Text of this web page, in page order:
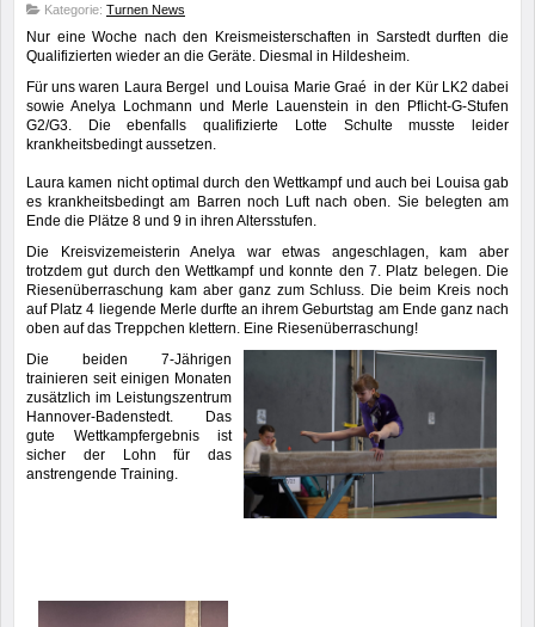
Kategorie: Turnen News
Nur eine Woche nach den Kreismeisterschaften in Sarstedt durften die
Qualifizierten wieder an die Geräte. Diesmal in Hildesheim.
Für uns waren Laura Bergel und Louisa Marie Graé in der Kür LK2 dabei
sowie Anelya Lochmann und Merle Lauenstein in den Pflicht-G-Stufen
G2/G3. Die ebenfalls qualifizierte Lotte Schulte musste leider
krankheitsbedingt aussetzen.
Laura kamen nicht optimal durch den Wettkampf und auch bei Louisa gab
es krankheitsbedingt am Barren noch Luft nach oben. Sie belegten am
Ende die Plätze 8 und 9 in ihren Altersstufen.
Die Kreisvizemeisterin Anelya war etwas angeschlagen, kam aber
trotzdem gut durch den Wettkampf und konnte den 7. Platz belegen. Die
Riesenüberraschung kam aber ganz zum Schluss. Die beim Kreis noch
auf Platz 4 liegende Merle durfte an ihrem Geburtstag am Ende ganz nach
oben auf das Treppchen klettern. Eine Riesenüberraschung!
Die beiden 7-Jährigen
trainieren seit einigen Monaten
zusätzlich im Leistungszentrum
Hannover-Badenstedt. Das
gute Wettkampfergebnis ist
sicher der Lohn für das
anstrengende Training.